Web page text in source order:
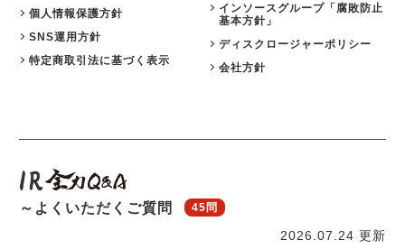
個人情報保護方針
SNS運用方針
特定商取引法に基づく表示
インソースグループ「腐敗防止
基本方針」
ディスクロージャーポリシー
会社方針
～よくいただくご質問 45問
2026.07.24 更新